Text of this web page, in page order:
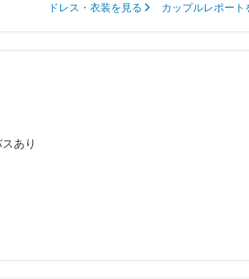
ドレス・衣装を見る カップルレポート
あり